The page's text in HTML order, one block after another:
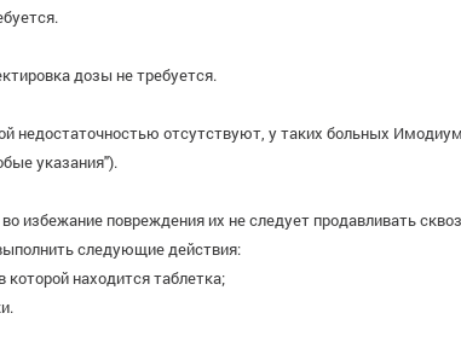
дозы не требуется.
недостаточностью отсутствуют, у таких больных
указания").
избежание повреждения их не следует продавливать
следующие действия:
находится таблетка;